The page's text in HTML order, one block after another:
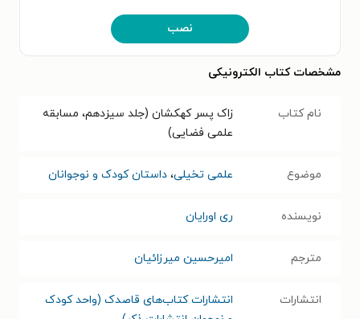
نصب
مشخصات کتاب الکترونیکی
نام کتاب
زاک پسر کهکشان (جلد سیزدهم، مسابقه
علمی فضایی)
موضوع علمی تخیلی، داستان کودک و نوجوانان
نویسنده ری اورایان
مترجم امیرحسین میرزائیان
انتشارات
انتشارات کتاب‌های قاصدک (واحد کودک